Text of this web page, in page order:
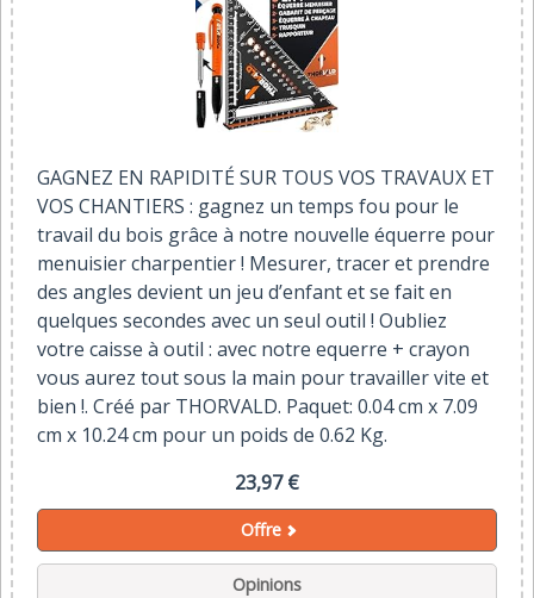
GAGNEZ EN RAPIDITÉ SUR TOUS VOS TRAVAUX ET
VOS CHANTIERS : gagnez un temps fou pour le
travail du bois grâce à notre nouvelle équerre pour
menuisier charpentier ! Mesurer, tracer et prendre
des angles devient un jeu d’enfant et se fait en
quelques secondes avec un seul outil ! Oubliez
votre caisse à outil : avec notre equerre + crayon
vous aurez tout sous la main pour travailler vite et
bien !. Créé par THORVALD. Paquet: 0.04 cm x 7.09
cm x 10.24 cm pour un poids de 0.62 Kg.
23,97 €
Offre
Opinions